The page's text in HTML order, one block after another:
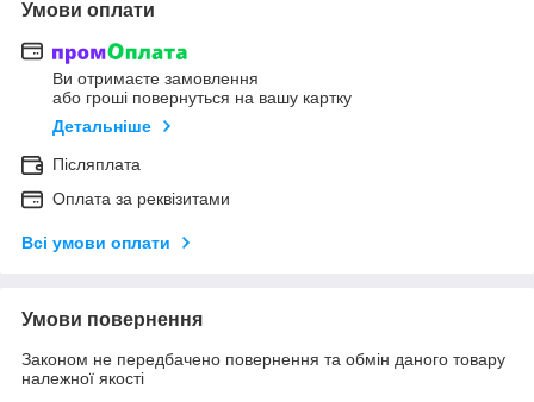
Умови оплати
Ви отримаєте замовлення
або гроші повернуться на вашу картку
Детальніше
Післяплата
Оплата за реквізитами
Всі умови оплати
Умови повернення
Законом не передбачено повернення та обмін даного товару
належної якості